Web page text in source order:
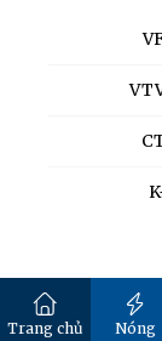
Trang chủ Nóng